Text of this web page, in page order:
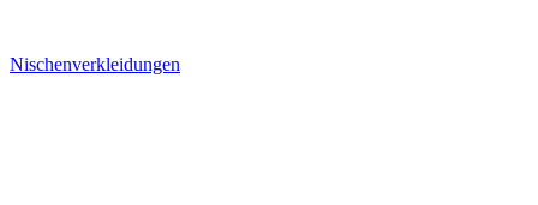
Nischenverkleidungen